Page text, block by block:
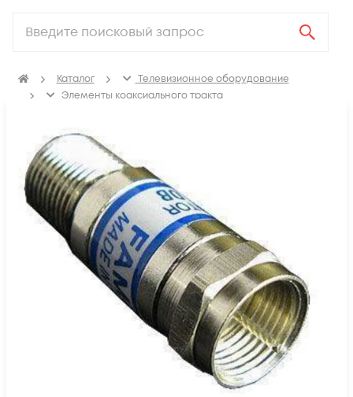
Каталог
Телевизионное оборудование
Элементы коаксиального тракта